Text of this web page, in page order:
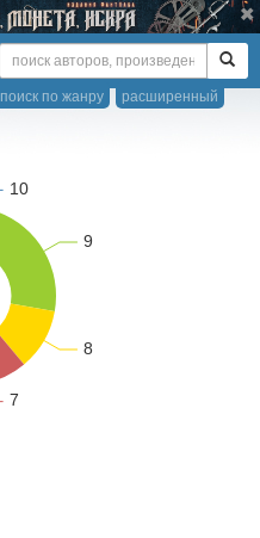
расширенный
поиск по жанру